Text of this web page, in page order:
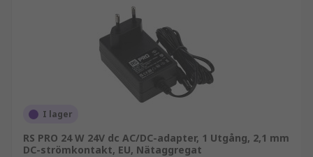
I lager
RS PRO 24 W 24V dc AC/DC-adapter, 1 Utgång, 2,1 mm
DC-strömkontakt, EU, Nätaggregat